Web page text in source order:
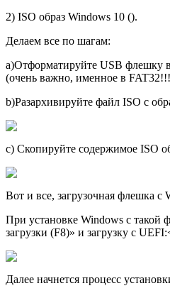
2) ISO образ Windows 10 ().
Делаем все по шагам:
а)Отформатируйте USB флешку
(очень важно, именное в
b)Разархивируйте файл ISO с
c) Скопируйте содержимое ISO
Вот и все, загрузочная флешка с
При установке Windows с
загрузки (F8)» и загрузку с
Далее начнется процесс